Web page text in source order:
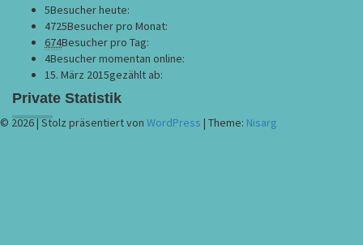
5Besucher heute:
4725Besucher pro Monat:
674Besucher pro Tag:
4Besucher momentan online:
15. März 2015gezählt ab:
Private Statistik
© 2026|Stolz präsentiert von WordPress | Theme: Nisarg